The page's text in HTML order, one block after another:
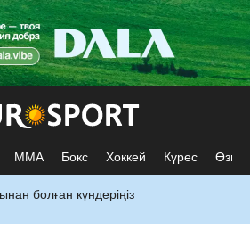
ММА Бокс Хоккей Күрес Өзге
болған күндеріңіз